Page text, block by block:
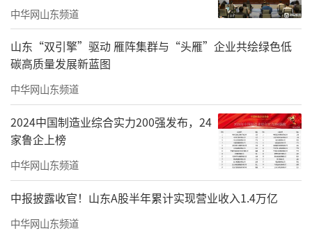
图美学，在传统线条、设色中融入当代审美，
打破工笔程式桎梏，让古典花鸟兼具古韵与新
意。
父子一脉薪传，一守华夏墨韵、一开时代
新声，笔下花鸟状物精工传神，内里暗含天人
合一的东方哲思。古雅画舫临水，花木名画相
映成趣，移步之间，园中风月与纸上生灵浑然
相融。本次展览既是莫氏两代工笔艺术成果的
集中呈现，亦是传统工笔文脉在皇家园林的一
次诗意回响。
中华网山东频道
山东“双引擎”驱动 雁阵集群与“头雁”企业共绘绿色低
碳高质量发展新蓝图
中华网山东频道
2024中国制造业综合实力200强发布，24
家鲁企上榜
中华网山东频道
中报披露收官！山东A股半年累计实现营业收入1.4万亿
中华网山东频道